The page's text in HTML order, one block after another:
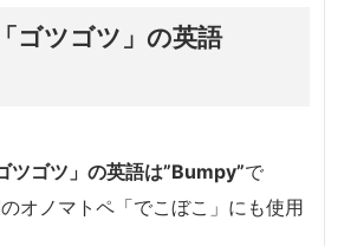
ゴツゴツ」の英語
ツゴツ」の英語は”Bumpy”で
オノマトペ「でこぼこ」にも使用